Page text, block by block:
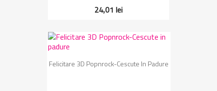
24,01 lei
Felicitare 3D Popnrock-Cescute In Padure